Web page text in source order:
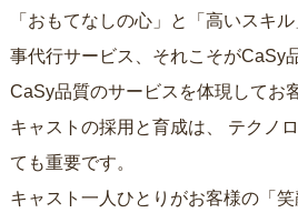
「おもてなしの心」と「高いスキ
事代行サービス、それこそがCaSy
CaSy品質のサービスを体現してお
キャストの採用と育成は、
ても重要です。
キャスト一人ひとりがお客様の「